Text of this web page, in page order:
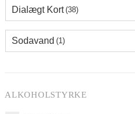
Dialægt Kort (38)
Sodavand (1)
ALKOHOLSTYRKE